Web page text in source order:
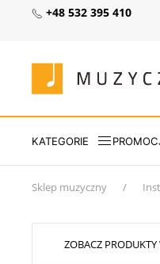
+48 532 395 410
KATEGORIE
Sklep muzyczny
ZOBACZ